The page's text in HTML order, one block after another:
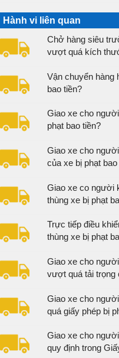
Hành vi liên quan
Chở hàng siêu
vượt quá kích
Vận chuyển hàng
bao tiền?
Giao xe cho
phạt bao tiền?
Giao xe cho
của xe bị phạt bao
Giao xe co người
thùng xe bị phạt
Trực tiếp điều
thùng xe bị phạt
Giao xe cho
vượt quá tải trọng
Giao xe cho
quá giấy phép bị
Giao xe cho
quy định trong